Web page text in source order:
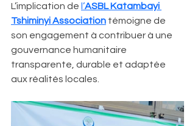
L’implication de l’ASBL Katambayi
Tshiminyi Association témoigne de
son engagement à contribuer à une
gouvernance humanitaire
transparente, durable et adaptée
aux réalités locales.